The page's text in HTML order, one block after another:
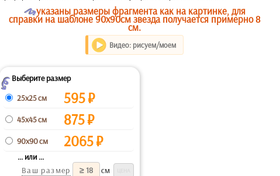
Oуказаны размеры фрагмента как на картинке, для
справки на шаблоне 90х90см звезда получается примерно 8
см.
Видео: рисуем/моем
ZВыберите размер
25x25 см
595₽
45x45 см 875₽
90x90 см 2065₽
... или ...
Ваш размер
см